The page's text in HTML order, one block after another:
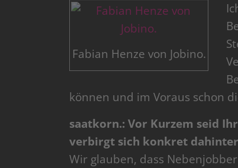
Fabian Henze von Jobino.
können und im Voraus schon
saatkorn.: Vor Kurzem seid Ihr
verbirgt sich konkret
Wir glauben, dass